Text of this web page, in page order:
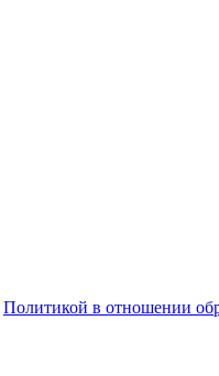
Политикой в отношении